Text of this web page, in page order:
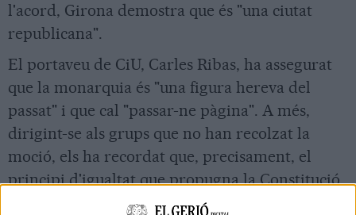
l'acord, Girona demostra que és "una ciutat
republicana".
El portaveu de CiU, Carles Ribas, ha assegurat
que la monarquia és "una figura hereva del
passat" i que cal "passar-ne pàgina". A més,
dirigint-se als grups que no han recolzat la
moció, els ha recordat que, precisament, el
principi d'igualtat que propugna la Constitució
"que vostès defensen", en realitat, "desapareix"